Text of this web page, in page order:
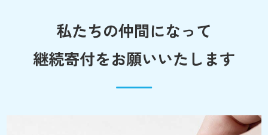
私たちの仲間になって
継続寄付をお願いいたします